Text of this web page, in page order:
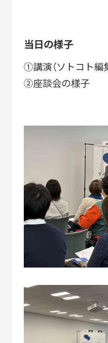
ORIGINALITY
独自性
フラッグシップ商品
SDGs
デザイナー
グッドデザイン賞
クラウドファンデ
ベストオ
当日の様子
①講演（ソトコト
②座談会の様子